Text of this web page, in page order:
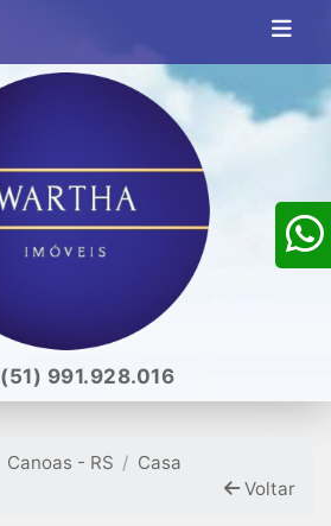
(51) 991.928.016
Canoas - RS
Casa
Voltar